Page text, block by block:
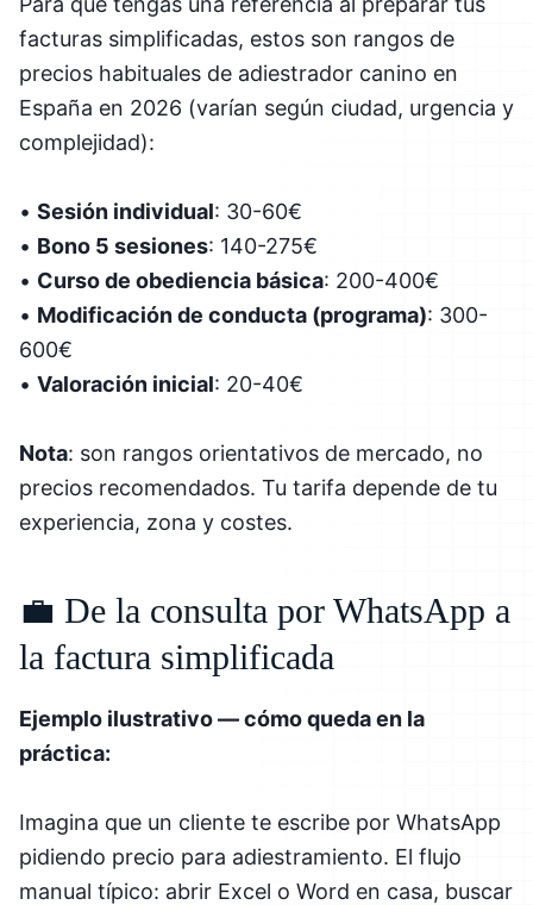
facturas simplificadas, estos son rangos de
precios habituales de adiestrador canino en
España en 2026 (varían según ciudad, urgencia y
complejidad):
• Sesión individual: 30-60€
• Bono 5 sesiones: 140-275€
• Curso de obediencia básica: 200-400€
• Modificación de conducta (programa): 300-
600€
• Valoración inicial: 20-40€
Nota: son rangos orientativos de mercado, no
precios recomendados. Tu tarifa depende de tu
experiencia, zona y costes.
💼 De la consulta por WhatsApp a
la factura simplificada
Ejemplo ilustrativo — cómo queda en la
práctica:
Imagina que un cliente te escribe por WhatsApp
pidiendo precio para adiestramiento. El flujo
manual típico: abrir Excel o Word en casa, buscar